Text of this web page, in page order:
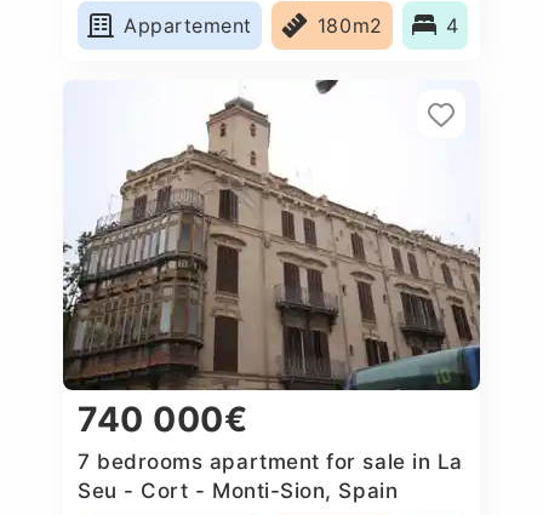
Appartement
180m2 4
740 000€
7 bedrooms apartment for sale in La
Seu - Cort - Monti-Sion, Spain